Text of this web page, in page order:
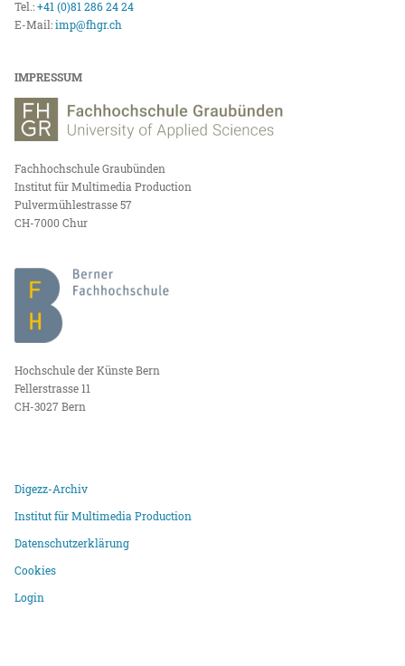
Tel.:+41 (0)81 286 24 24
E-Mail:imp@fhgr.ch
IMPRESSUM
Fachhochschule Graubünden
Institut für Multimedia Production
Pulvermühlestrasse 57
CH-7000 Chur
Hochschule der Künste Bern
Fellerstrasse 11
CH-3027 Bern
Digezz-Archiv
Institut für Multimedia Production
Datenschutzerklärung
Cookies
Login